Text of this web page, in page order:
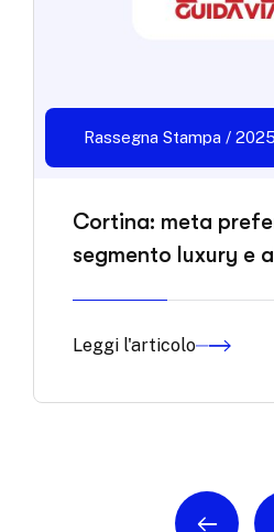
Rassegna Stampa / 2025
Cortina: meta
segmento luxury e
Leggi l'articolo